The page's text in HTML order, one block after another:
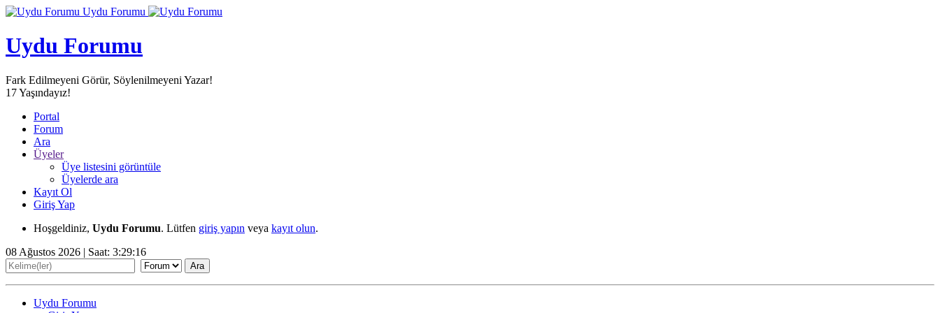
Uydu Forumu
Uydu Forumu
Fark Edilmeyeni Görür, Söylenilmeyeni Yazar!
17Yaşındayız!
Portal
Forum
Ara
Üyeler
Üye listesini görüntüle
Üyelerde ara
Kayıt Ol
Giriş Yap
Hoşgeldiniz, Uydu Forumu. Lütfen giriş yapın veya kayıt olun.
08 Ağustos 2026 | Saat: 3:29:16
Uydu Forumu